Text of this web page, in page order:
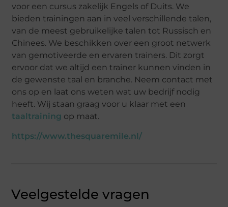
voor een cursus zakelijk Engels of Duits. We
bieden trainingen aan in veel verschillende talen,
van de meest gebruikelijke talen tot Russisch en
Chinees. We beschikken over een groot netwerk
van gemotiveerde en ervaren trainers. Dit zorgt
ervoor dat we altijd een trainer kunnen vinden in
de gewenste taal en branche. Neem contact met
ons op en laat ons weten wat uw bedrijf nodig
heeft. Wij staan graag voor u klaar met een
taaltraining op maat.
https://www.thesquaremile.nl/
Veelgestelde vragen